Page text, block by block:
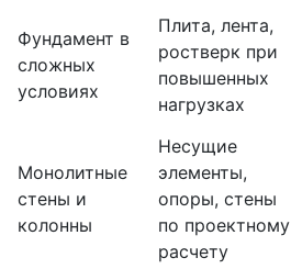
Фундамент в
сложных
условиях
Плита, лента,
ростверк при
повышенных
нагрузках
Монолитные
стены и
колонны
Несущие
элементы,
опоры, стены
по проектному
расчету